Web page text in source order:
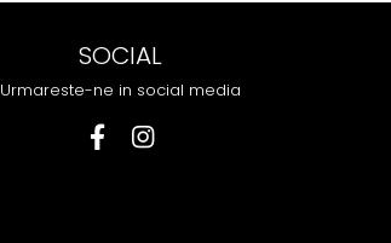
SOCIAL
Urmareste-ne in social media